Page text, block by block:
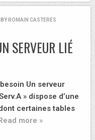
BY ROMAIN CASTERES
SERVEUR LIÉ
Un serveur
» dispose d’une
certaines tables
more »